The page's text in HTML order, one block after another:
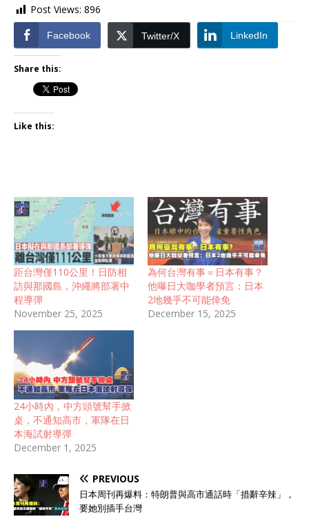
Post Views: 896
Facebook Twitter/X LinkedIn
Share this:
Like this:
距台灣僅110公里！日防相
訪與那國島，沖繩將部署中
程導彈
November 25, 2025
為何台灣有事＝日本有事？
他曝日大咖學者預言：日本
2地幾乎不可能倖免
December 15, 2025
24小時內，中方頭號幫手掀
桌，不通知高市，軍隊在日
本海試射導彈
December 1, 2025
PREVIOUS
日本周刊再爆料：特朗普與高市通話時「措辭辛辣」，
要她別插手台灣